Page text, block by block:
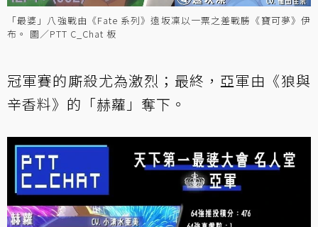
「最婆」八強戰由《Fate 系列》遠坂凜以一票之差戰勝《寶可夢》伊
布。 圖／PTT C_Chat 板
冠軍賽的廝殺尤為激烈；最終，亞軍由《狼與
辛香料》的「赫蘿」奪下。